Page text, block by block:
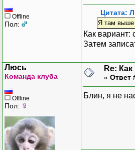
Offline
Пол:
Цитата:
Я там выше
Как вариант:
Затем
Люсь
Команда клуба
Offline
Пол:
Re:
« Ответ
Блин, я не